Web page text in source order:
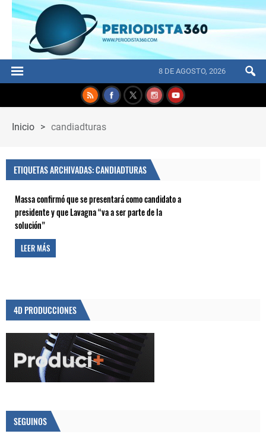
8 DE AGOSTO, 2026
Inicio > candiadturas
ETIQUETAS ARCHIVADAS: CANDIADTURAS
Massa confirmó que se presentará como candidato a
presidente y que Lavagna “va a ser parte de la
solución”
LEER MÁS
4D PRODUCCIONES
SEGUINOS